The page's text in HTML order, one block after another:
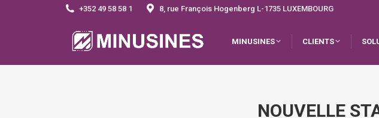
+352 49 58 58 1 8, rue François Hogenberg L-1735 LUXEMBOURG
MINUSINES CLIENTS
NOUVELLE